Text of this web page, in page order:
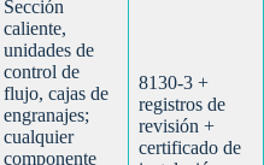
Sección
caliente,
unidades de
control de
flujo, cajas de
engranajes;
cualquier
componente
8130-3 +
registros de
revisión +
certificado de